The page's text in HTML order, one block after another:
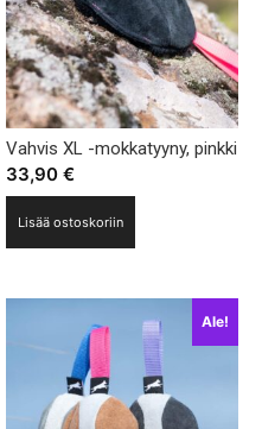
Vahvis XL -mokkatyyny, pinkki
33,90€
Lisää ostoskoriin
Ale!